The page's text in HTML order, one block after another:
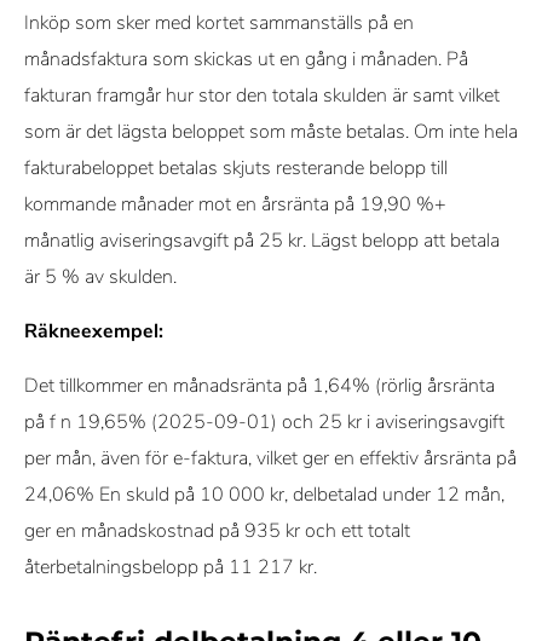
Inköp som sker med kortet sammanställs på en
månadsfaktura som skickas ut en gång i månaden. På
fakturan framgår hur stor den totala skulden är samt vilket
som är det lägsta beloppet som måste betalas. Om inte hela
fakturabeloppet betalas skjuts resterande belopp till
kommande månader mot en årsränta på 19,90 %+
månatlig aviseringsavgift på 25 kr. Lägst belopp att betala
är 5 % av skulden.
Räkneexempel:
Det tillkommer en månadsränta på 1,64% (rörlig årsränta
på f n 19,65% (2025-09-01) och 25 kr i aviseringsavgift
per mån, även för e-faktura, vilket ger en effektiv årsränta på
24,06% En skuld på 10 000 kr, delbetalad under 12 mån,
ger en månadskostnad på 935 kr och ett totalt
återbetalningsbelopp på 11 217 kr.